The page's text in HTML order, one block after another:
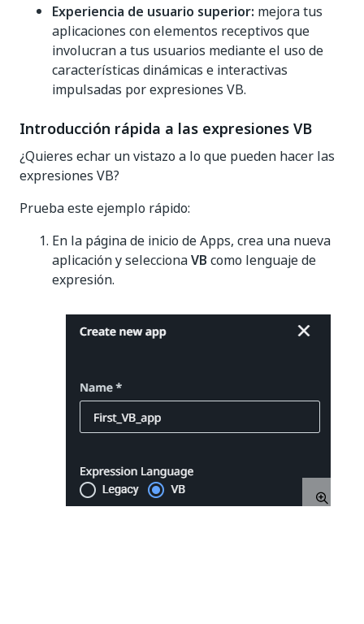
Experiencia de usuario superior: mejora tus
aplicaciones con elementos receptivos que
involucran a tus usuarios mediante el uso de
características dinámicas e interactivas
impulsadas por expresiones VB.
Introducción rápida a las expresiones VB
¿Quieres echar un vistazo a lo que pueden hacer las
expresiones VB?
Prueba este ejemplo rápido:
En la página de inicio de Apps, crea una nueva
aplicación y seleccionaVB como lenguaje de
expresión.